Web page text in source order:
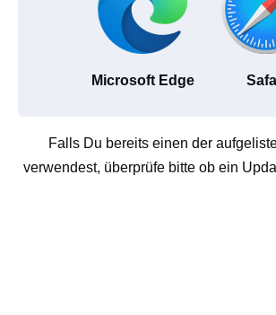
Microsoft Edge
Falls Du bereits einen der
verwendest, überprüfe bitte ob ein